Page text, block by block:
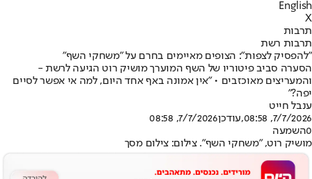
English
X
תרבות
תרבות רשת
"להפסיק לצפות": הצופים מאיימים בחרם על "משחקי השף"
הסערה סביב פיטוריו של השף המוערך מושיק רוט הגיעה לרשת -
והמעריצים מאוכזבים • "אין אמונה באף אחד היום, למה אי אפשר לסיים
יפה?"
ענבל חייט
7/7/2026, 08:58
,עודכן7/7/2026, 08:58
0השמעה
מושיק רוט, "משחקי השף". צילום: צילום מסך